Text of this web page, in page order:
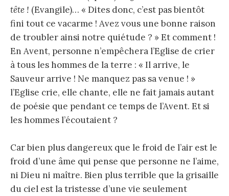
tête ! (Evangile)… « Dites donc, c’est pas bientôt
fini tout ce vacarme ! Avez vous une bonne raison
de troubler ainsi notre quiétude ? » Et comment !
En Avent, personne n’empêchera l’Eglise de crier
à tous les hommes de la terre : « Il arrive, le
Sauveur arrive ! Ne manquez pas sa venue ! »
l’Eglise crie, elle chante, elle ne fait jamais autant
de poésie que pendant ce temps de l’Avent. Et si
les hommes l’écoutaient ?
Car bien plus dangereux que le froid de l’air est le
froid d’une âme qui pense que personne ne l’aime,
ni Dieu ni maître. Bien plus terrible que la grisaille
du ciel est la tristesse d’une vie seulement